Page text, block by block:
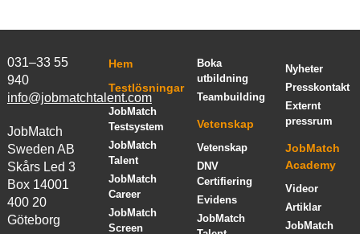
031–33 55
940
info@jobmatchtalent.com
JobMatch
Sweden AB
Skårs Led 3
Box 14001
400 20
Göteborg
Hem
Testlösningar
JobMatch
Testsystem
JobMatch
Talent
JobMatch
Career
JobMatch
Screen
Boka
utbildning
Teambuilding
Vetenskap
Vetenskap
DNV
Certifiering
Evidens
JobMatch
Nyheter
Presskontakt
Externt
pressrum
JobMatch
Academy
Videor
Artiklar
JobMatch